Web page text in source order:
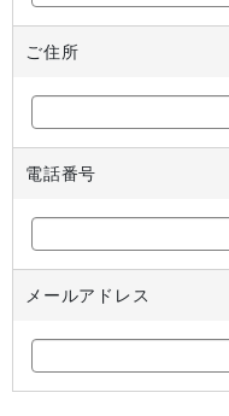
ご住所
電話番号
メールアドレス